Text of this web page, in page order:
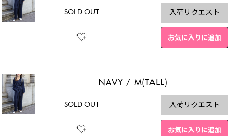
SOLD OUT 入荷リクエスト
お気に入りに追加
NAVY / M(TALL)
SOLD OUT 入荷リクエスト
お気に入りに追加